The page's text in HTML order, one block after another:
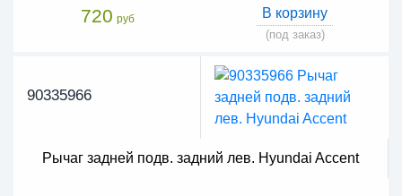
720 руб В корзину
(под заказ)
90335966
Рычаг задней подв. задний лев. Hyundai Accent